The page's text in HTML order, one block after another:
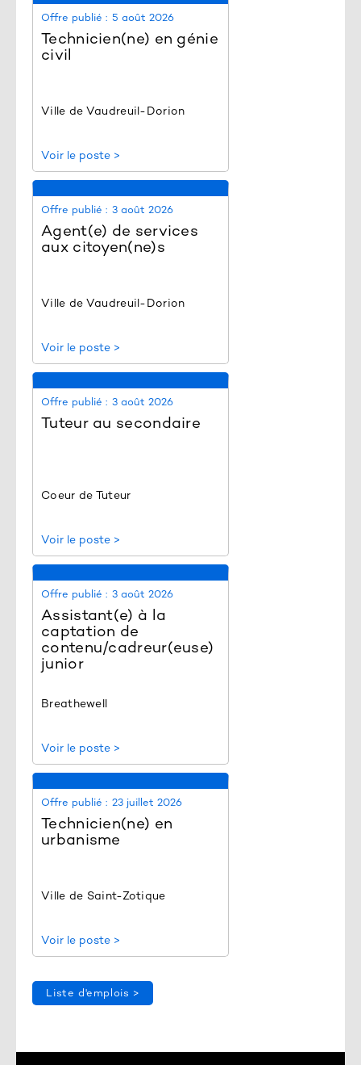
Offre publié : 5 août 2026
Technicien(ne) en génie
civil
Ville de Vaudreuil-Dorion
Voir le poste >
Offre publié : 3 août 2026
Agent(e) de services
aux citoyen(ne)s
Ville de Vaudreuil-Dorion
Voir le poste >
Offre publié : 3 août 2026
Tuteur au secondaire
Coeur de Tuteur
Voir le poste >
Offre publié : 3 août 2026
Assistant(e) à la
captation de
contenu/cadreur(euse)
junior
Breathewell
Voir le poste >
Offre publié : 23 juillet 2026
Technicien(ne) en
urbanisme
Ville de Saint-Zotique
Voir le poste >
Liste d'emplois >